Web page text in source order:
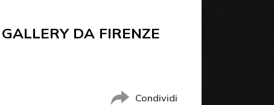
DA FIRENZE
Condividi